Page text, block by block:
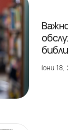
юни 18,